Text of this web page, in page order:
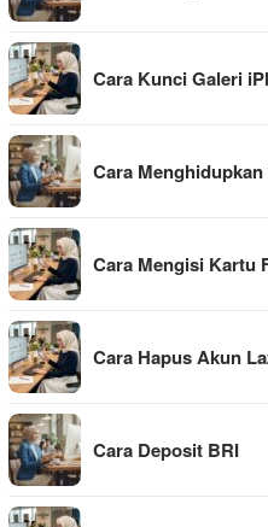
Cara Kunci Galeri
Cara
Cara Mengisi Kartu
Cara Hapus Akun
Cara Deposit BRI